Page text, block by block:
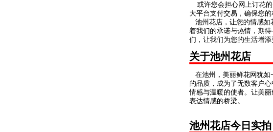
或许您会担心网上订花的
大平台支付交易，确保您
池州花店，让您的情感如
着我们的承诺与热情，期
们，让我们为您的生活增添
关于池州花店
在池州，美丽鲜花网犹如
的品质，成为了无数客户
情感与温暖的使者。让美
表达情感的桥梁。
池州花店今日实拍